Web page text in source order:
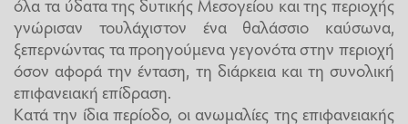
γνώρισαν τουλάχιστον ένα θαλάσσιο καύσωνα,
ξεπερνώντας τα προηγούμενα γεγονότα στην περιοχή
όσον αφορά την ένταση, τη διάρκεια και τη συνολική
επιφανειακή επίδραση.
Κατά την ίδια περίοδο, οι ανωμαλίες της επιφανειακής